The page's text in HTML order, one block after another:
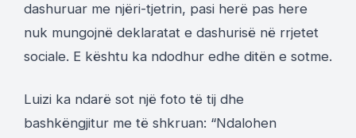
dashuruar me njëri-tjetrin, pasi herë pas here
nuk mungojnë deklaratat e dashurisë në rrjetet
sociale. E kështu ka ndodhur edhe ditën e sotme.
Luizi ka ndarë sot një foto të tij dhe
bashkëngjitur me të shkruan: “Ndalohen